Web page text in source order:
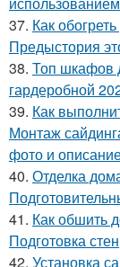
37. Как
Предыстория
38. Топ шкафов
гардеробной
39. Как
Монтаж
фото и
40. Отделка
41. Как обшить
Подготовка стен
42. Установка